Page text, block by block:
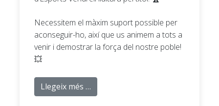
Necessitem el màxim suport possible per
aconseguir-ho, així que us animem a tots a
venir i demostrar la força del nostre poble!
💥
Llegeix més …